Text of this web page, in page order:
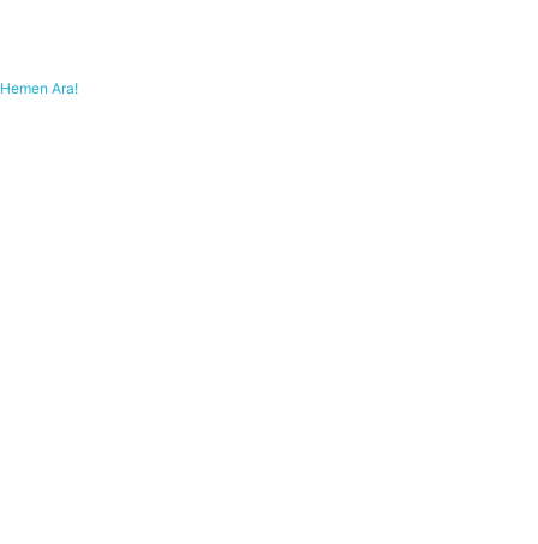
Hemen Ara!